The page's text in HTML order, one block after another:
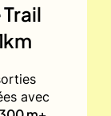
Trail
avec